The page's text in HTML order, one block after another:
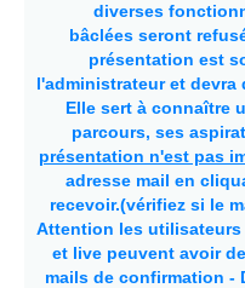
diverses
bâclées seront
présentation est
l'administrateur et devra
Elle sert à connaître
parcours, ses
présentation n'est pas
adresse mail en
recevoir.(vérifiez si le
Attention les utilisateurs
et live peuvent avoir
mails de confirmation -